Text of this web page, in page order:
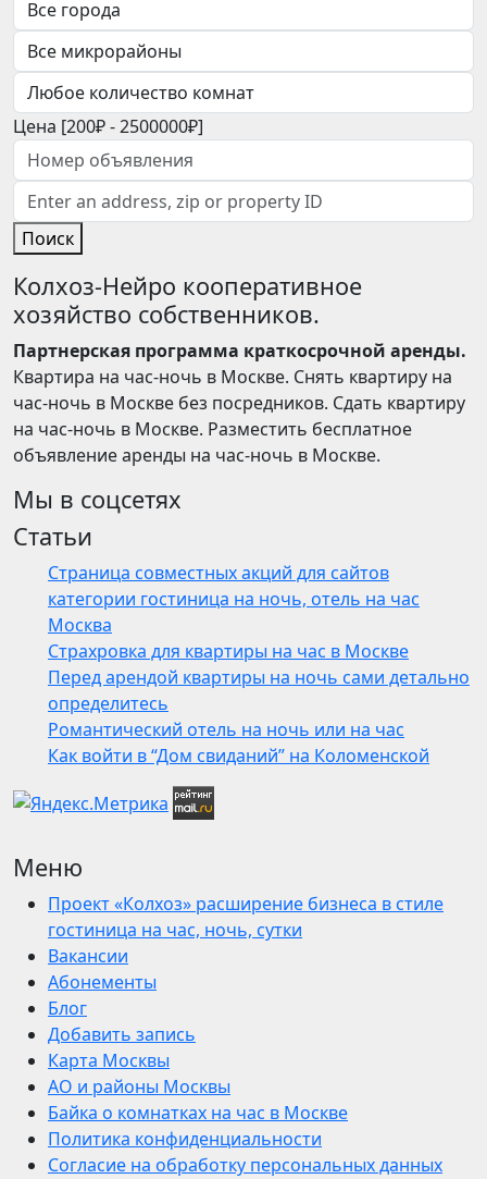
Цена [200₽-2500000₽]
Поиск
Колхоз-Нейро кооперативное
хозяйство собственников.
Партнерская программа краткосрочной аренды.
Квартира на час-ночь в Москве. Снять квартиру на
час-ночь в Москве без посредников. Сдать квартиру
на час-ночь в Москве. Разместить бесплатное
объявление аренды на час-ночь в Москве.
Мы в соцсетях
Статьи
Страница совместных акций для сайтов
категории гостиница на ночь, отель на час
Москва
Страхровка для квартиры на час в Москве
Перед арендой квартиры на ночь сами детально
определитесь
Романтический отель на ночь или на час
Как войти в “Дом свиданий” на Коломенской
Меню
Проект «Колхоз» расширение бизнеса в стиле
гостиница на час, ночь, сутки
Вакансии
Абонементы
Блог
Добавить запись
Карта Москвы
АО и районы Москвы
Байка о комнатках на час в Москве
Политика конфиденциальности
Согласие на обработку персональных данных